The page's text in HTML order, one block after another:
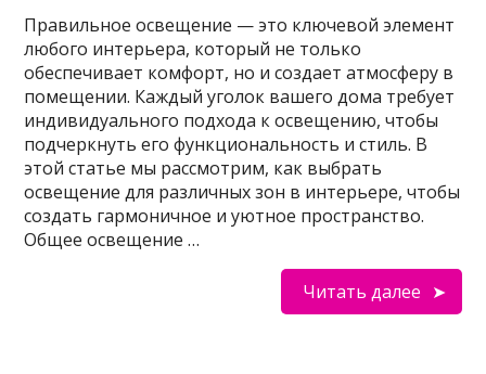
Правильное освещение — это ключевой элемент
любого интерьера, который не только
обеспечивает комфорт, но и создает атмосферу в
помещении. Каждый уголок вашего дома требует
индивидуального подхода к освещению, чтобы
подчеркнуть его функциональность и стиль. В
этой статье мы рассмотрим, как выбрать
освещение для различных зон в интерьере, чтобы
создать гармоничное и уютное пространство.
Общее освещение …
Читать далее